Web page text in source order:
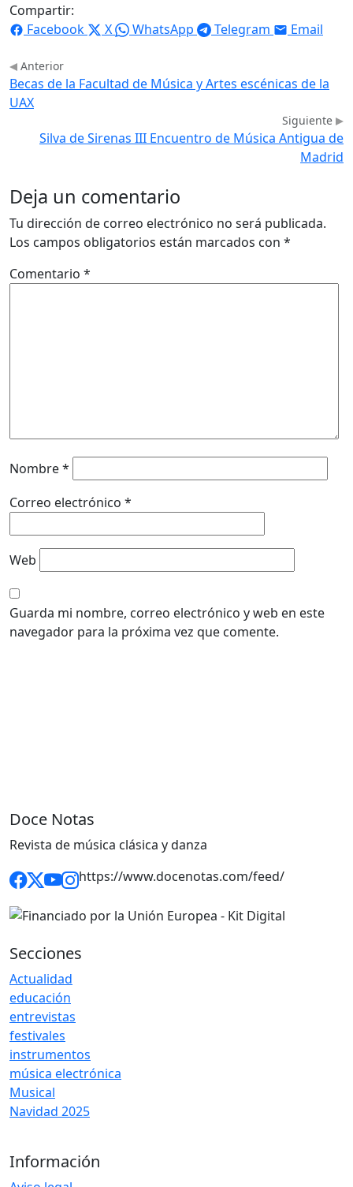
Compartir:
Facebook
X WhatsApp Telegram Email
Anterior
Becas de la Facultad de Música y Artes escénicas de la
UAX
Siguiente
Silva de Sirenas III Encuentro de Música Antigua de
Madrid
Deja un comentario
Tu dirección de correo electrónico no será publicada.
Los campos obligatorios están marcados con *
Comentario *
Nombre*
Correo electrónico *
Web
Guarda mi nombre, correo electrónico y web en este
navegador para la próxima vez que comente.
Doce Notas
Revista de música clásica y danza
https://www.docenotas.com/feed/
Secciones
Actualidad
educación
entrevistas
festivales
instrumentos
música electrónica
Musical
Navidad 2025
Información